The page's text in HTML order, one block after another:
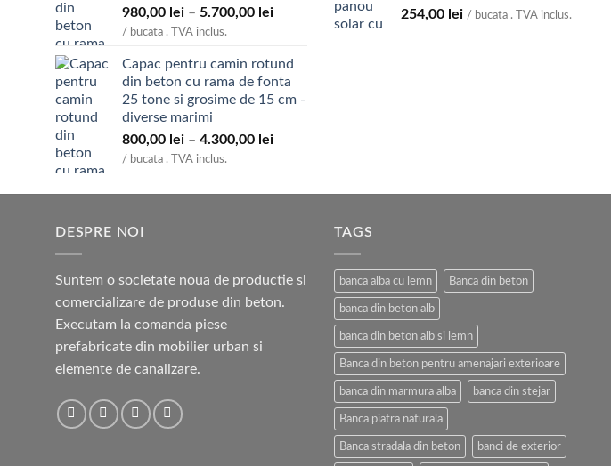
980,00 lei – 5.700,00 leiInterval
980,00 lei
până
la
/ bucata . TVA inclus.
Capac pentru camin rotund
din beton cu rama de fonta
25 tone si grosime de 15 cm -
diverse marimi
800,00 lei – 4.300,00 leiInterval
800,00 lei
4.300,00 lei
/ bucata . TVA inclus.
254,00 lei / bucata . TVA inclus.
DESPRE NOI
Suntem o societate noua de productie si
comercializare de produse din beton.
Executam la comanda piese
prefabricate din mobilier urban si
elemente de canalizare.
TAGS
banca alba cu lemn Banca din beton
banca din beton alb
banca din beton alb si lemn
Banca din beton pentru amenajari exterioare
banca din marmura alba banca din stejar
Banca piatra naturala
Banca stradala din beton banci de exterior